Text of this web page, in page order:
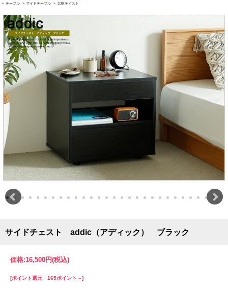
> テーブル > サイドテーブル > 北欧テイスト
サイドチェスト addic（アディック） ブラック
価格:16,500円(税込)
[ポイント還元 165ポイント～]